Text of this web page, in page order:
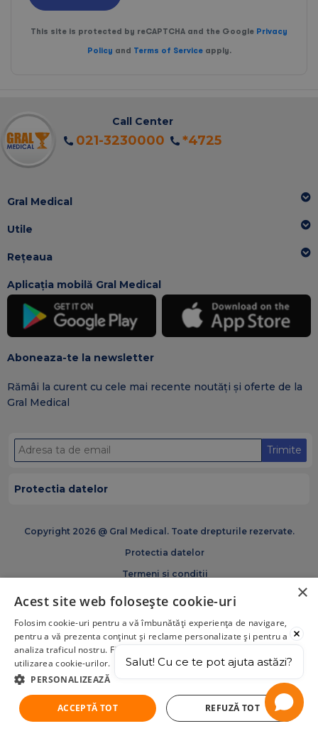
This site is protected by reCAPTCHA and the Google Privacy
Policy and Terms of Serviceapply.
Call Center
021-3230000 *4725
Gral Medical
Utile
Rețeaua
Aplicația mobilă Gral Medical
Aboneaza-te la newsletter
Rămâi la curent cu cele mai recente noutăți și oferte de la
Gral Medical
Trimite
Protectia datelor
Copyright 2026 @ Gral Medical. Toate drepturile rezervate.
Protectia datelor
Termeni si conditii
Politica de cookies
Salut! Cu ce te pot ajuta astăzi?
×
Acest site web folosește cookie-uri
Folosim cookie-uri pentru a vă îmbunătăți experiența de navigare,
pentru a vă prezenta conținut și reclame personalizate și pentru a
analiza traficul nostru. Făcând click pe „Acceptă tot”, acceptați
utilizarea cookie-urilor.
PERSONALIZEAZĂ
ACCEPTĂ TOT REFUZĂ TOT